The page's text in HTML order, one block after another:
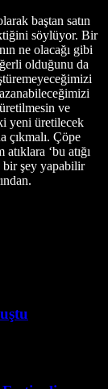
baştan satın
söylüyor. Bir
ne olacağı gibi
olduğunu da
ve
yeni üretilecek
çıkmalı. Çöpe
‘bu atığı
bir şey yapabilir